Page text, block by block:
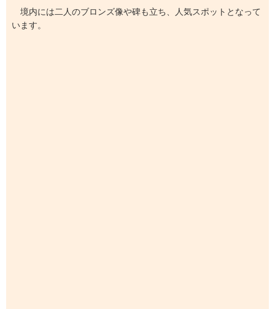
境内には二人のブロンズ像や碑も立ち、人気スポットとなって
います。